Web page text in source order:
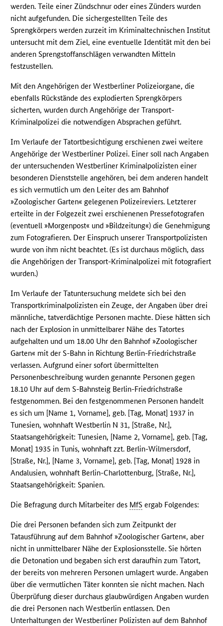
werden. Teile einer Zündschnur oder eines Zünders wurden
nicht aufgefunden. Die sichergestellten Teile des
Sprengkörpers werden zurzeit im Kriminaltechnischen Institut
untersucht mit dem Ziel, eine eventuelle Identität mit den bei
anderen Sprengstoffanschlägen verwandten Mitteln
festzustellen.
Mit den Angehörigen der Westberliner Polizeiorgane, die
ebenfalls Rückstände des explodierten Sprengkörpers
sicherten, wurden durch Angehörige der Transport-
Kriminalpolizei die notwendigen Absprachen geführt.
Im Verlaufe der Tatortbesichtigung erschienen zwei weitere
Angehörige der Westberliner Polizei. Einer soll nach Angaben
der untersuchenden Westberliner Kriminalpolizisten einer
besonderen Dienststelle angehören, bei dem anderen handelt
es sich vermutlich um den Leiter des am Bahnhof
»Zoologischer Garten« gelegenen Polizeireviers. Letzterer
erteilte in der Folgezeit zwei erschienenen Pressefotografen
(eventuell »Morgenpost« und »Bildzeitung«) die Genehmigung
zum Fotografieren. Der Einspruch unserer Transportpolizisten
wurde von ihm nicht beachtet. (Es ist durchaus möglich, dass
die Angehörigen der Transport-Kriminalpolizei mit fotografiert
wurden.)
Im Verlaufe der Tatuntersuchung meldete sich bei den
Transportkriminalpolizisten ein Zeuge, der Angaben über drei
männliche, tatverdächtige Personen machte. Diese hätten sich
nach der Explosion in unmittelbarer Nähe des Tatortes
aufgehalten und um 18.00 Uhr den Bahnhof »Zoologischer
Garten« mit der S-Bahn in Richtung Berlin-Friedrichstraße
verlassen. Aufgrund einer sofort übermittelten
Personenbeschreibung wurden genannte Personen gegen
18.10 Uhr auf dem S-Bahnsteig Berlin-Friedrichstraße
festgenommen. Bei den festgenommenen Personen handelt
es sich um [Name 1, Vorname], geb. [Tag, Monat] 1937 in
Tunesien, wohnhaft Westberlin N 31, [Straße, Nr.],
Staatsangehörigkeit: Tunesien, [Name 2, Vorname], geb. [Tag,
Monat] 1935 in Tunis, wohnhaft zzt. Berlin-Wilmersdorf,
[Straße, Nr.], [Name 3, Vorname], geb. [Tag, Monat] 1928 in
Andalusien, wohnhaft Berlin-Charlottenburg, [Straße, Nr.],
Staatsangehörigkeit: Spanien.
Die Befragung durch Mitarbeiter des MfS ergab Folgendes:
Die drei Personen befanden sich zum Zeitpunkt der
Tatausführung auf dem Bahnhof »Zoologischer Garten«, aber
nicht in unmittelbarer Nähe der Explosionsstelle. Sie hörten
die Detonation und begaben sich erst daraufhin zum Tatort,
der bereits von mehreren Personen umlagert wurde. Angaben
über die vermutlichen Täter konnten sie nicht machen. Nach
Überprüfung dieser durchaus glaubwürdigen Angaben wurden
die drei Personen nach Westberlin entlassen. Den
Unterhaltungen der Westberliner Polizisten auf dem Bahnhof